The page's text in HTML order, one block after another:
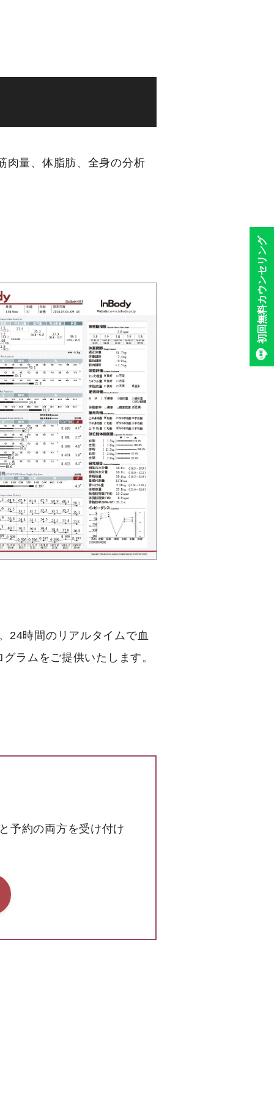
肉量、体脂肪、全身の分析
24時間のリアルタイムで血
ラムをご提供いたします。
予約の両方を受け付け
初回無料カウンセリング